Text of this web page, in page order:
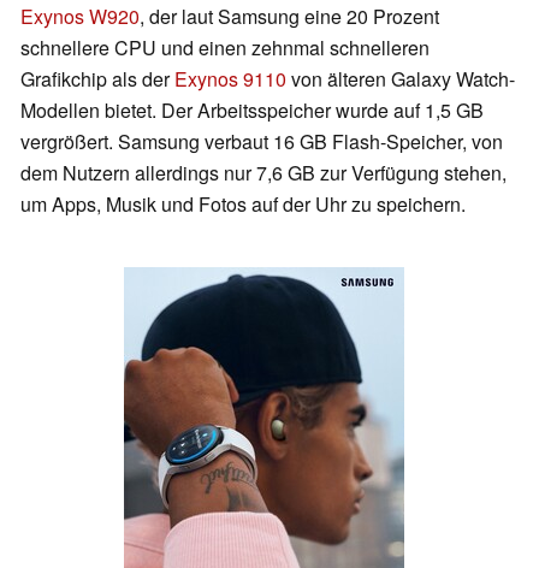
Exynos W920, der laut Samsung eine 20 Prozent
schnellere CPU und einen zehnmal schnelleren
Grafikchip als derExynos 9110 von älteren Galaxy Watch-
Modellen bietet. Der Arbeitsspeicher wurde auf 1,5 GB
vergrößert. Samsung verbaut 16 GB Flash-Speicher, von
dem Nutzern allerdings nur 7,6 GB zur Verfügung stehen,
um Apps, Musik und Fotos auf der Uhr zu speichern.